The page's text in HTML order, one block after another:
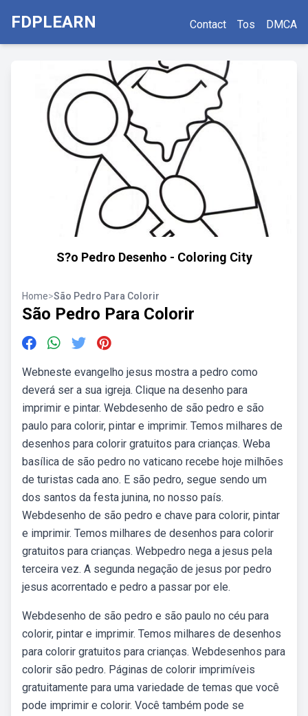
FDPLEARN Contact Tos DMCA
S?o Pedro Desenho - Coloring City
Home>São Pedro Para Colorir
São Pedro Para Colorir
Webneste evangelho jesus mostra a pedro como
deverá ser a sua igreja. Clique na desenho para
imprimir e pintar. Webdesenho de são pedro e são
paulo para colorir, pintar e imprimir. Temos milhares de
desenhos para colorir gratuitos para crianças. Weba
basílica de são pedro no vaticano recebe hoje milhões
de turistas cada ano. E são pedro, segue sendo um
dos santos da festa junina, no nosso país.
Webdesenho de são pedro e chave para colorir, pintar
e imprimir. Temos milhares de desenhos para colorir
gratuitos para crianças. Webpedro nega a jesus pela
terceira vez. A segunda negação de jesus por pedro
jesus acorrentado e pedro a passar por ele.
Webdesenho de são pedro e são paulo no céu para
colorir, pintar e imprimir. Temos milhares de desenhos
para colorir gratuitos para crianças. Webdesenhos para
colorir são pedro. Páginas de colorir imprimíveis
gratuitamente para uma variedade de temas que você
pode imprimir e colorir. Você também pode se